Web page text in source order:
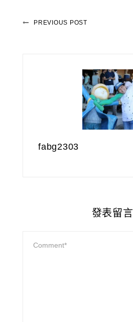
PREVIOUS POST
fabg2303
發表留言